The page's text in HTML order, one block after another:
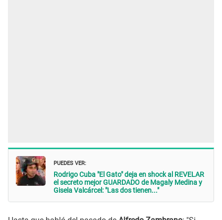
PUEDES VER:
Rodrigo Cuba "El Gato" deja en shock al REVELAR
el secreto mejor GUARDADO de Magaly Medina y
Gisela Valcárcel: "Las dos tienen..."